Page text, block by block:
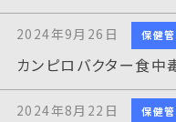
2024年9月26日 保健
カンピロバクター食中
2024年8月22日 保健